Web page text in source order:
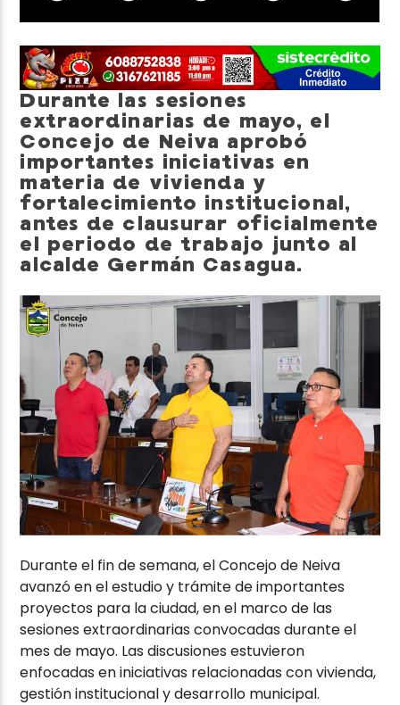
Neiva Estereo
Durante las sesiones
extraordinarias de mayo, el
Concejo de Neiva aprobó
importantes iniciativas en
materia de vivienda y
fortalecimiento institucional,
antes de clausurar oficialmente
el periodo de trabajo junto al
alcalde Germán Casagua.
Durante el fin de semana, el Concejo de Neiva
avanzó en el estudio y trámite de importantes
proyectos para la ciudad, en el marco de las
sesiones extraordinarias convocadas durante el
mes de mayo. Las discusiones estuvieron
enfocadas en iniciativas relacionadas con vivienda,
gestión institucional y desarrollo municipal.